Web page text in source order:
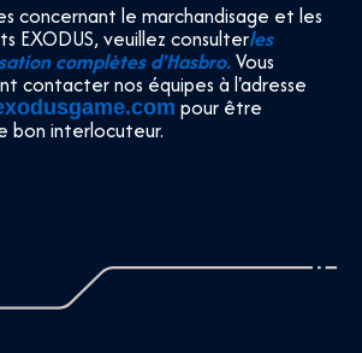
concernant le marchandisage et les
EXODUS, veuillez consulterles
complètes d'Hasbro.Vous
contacter nos équipes à l'adresse
pour être
bon interlocuteur.